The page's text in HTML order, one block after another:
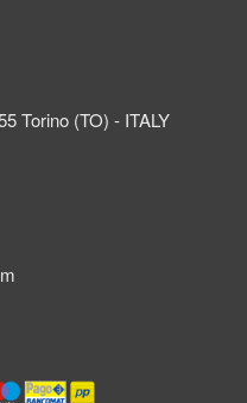
Torino (TO) - ITALY